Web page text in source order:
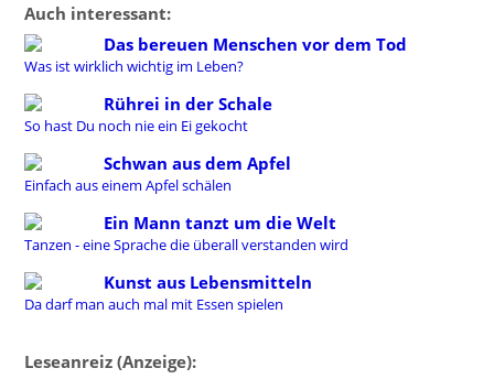
Auch interessant:
Das bereuen Menschen vor dem Tod
Was ist wirklich wichtig im Leben?
Rührei in der Schale
So hast Du noch nie ein Ei gekocht
Schwan aus dem Apfel
Einfach aus einem Apfel schälen
Ein Mann tanzt um die Welt
Tanzen - eine Sprache die überall verstanden wird
Kunst aus Lebensmitteln
Da darf man auch mal mit Essen spielen
Leseanreiz (Anzeige):